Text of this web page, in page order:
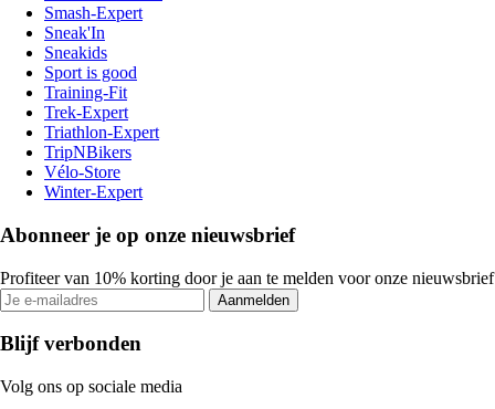
Smash-Expert
Sneak'In
Sneakids
Sport is good
Training-Fit
Trek-Expert
Triathlon-Expert
TripNBikers
Vélo-Store
Winter-Expert
Abonneer je op onze nieuwsbrief
Profiteer van 10% korting door je aan te melden voor onze nieuwsbrief
Aanmelden
Blijf verbonden
Volg ons op sociale media